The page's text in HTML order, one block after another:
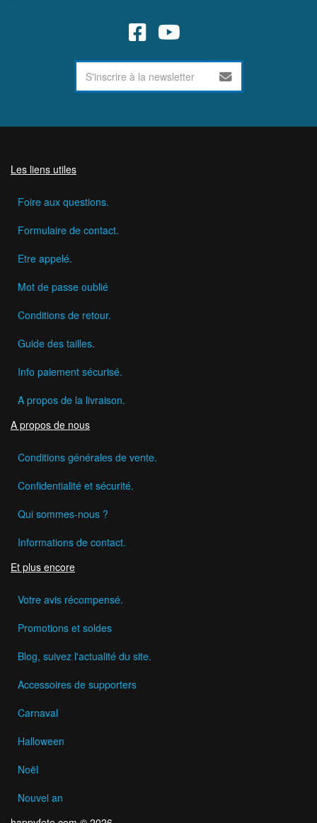
Les liens utiles
Foire aux questions.
Formulaire de contact.
Etre appelé.
Mot de passe oublié
Conditions de retour.
Guide des tailles.
Info paiement sécurisé.
A propos de la livraison.
A propos de nous
Conditions générales de vente.
Confidentialité et sécurité.
Qui sommes-nous ?
Informations de contact.
Et plus encore
Votre avis récompensé.
Promotions et soldes
Blog, suivez l'actualité du site.
Accessoires de supporters
Carnaval
Halloween
Noël
Nouvel an